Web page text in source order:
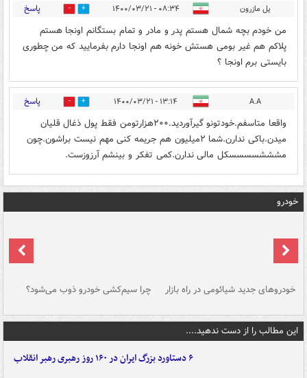
یل مازرون ۰۸:۳۴ - ۱۴۰۰/۰۳/۲۱ 0 پاسخ
من خودم بچه شمال هستم پدر و مادر و تمام بستگانم اونجا هستم
پلاکم هم غیر بومی هستش خونه هم اونجا دارم بفرمایید که من چطوری
بایستی برم اونجا ؟
A.A ۱۳:۱۴ - ۱۴۰۰/۰۳/۲۱ 0 پاسخ
واقعا متاسفم.خودتونو گیرآوردید.۲۰۰هزارتومن فقط پول ذغال قلیان
میدن.باکی ندارن.شما ۲میلیون هم جریمه کنی مهم نیست براشون.چون
مشششسسسسکل مالی ندارن.کمی تفکر و بینشم آرزوزست.
خودرو
خودروهای جدید شیائومی در راه بازار چرا سیم‌کشی خودرو ذوب می‌شود؟
این مطالب را از دست ندهید....
۶ دستاورد بزرگ ایران در ۱۶۰ روز رهبری رهبر انقلاب